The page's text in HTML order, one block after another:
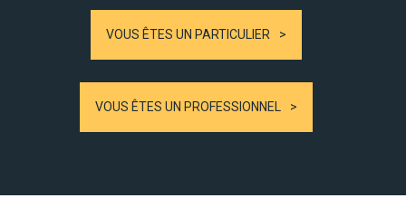
VOUS ÊTES UN PARTICULIER
VOUS ÊTES UN PROFESSIONNEL